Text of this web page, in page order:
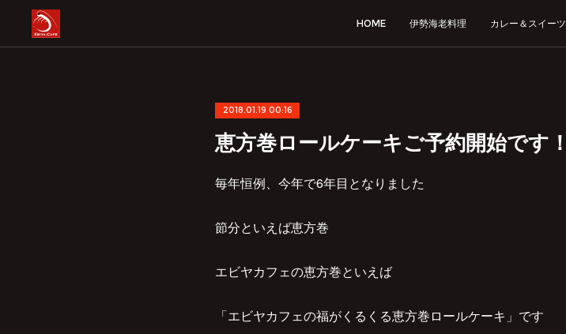
HOME 伊勢海老料理 カレー＆スイーツ
2018.01.19 00:16
恵方巻ロールケーキご予約開始です！
毎年恒例、今年で6年目となりました
節分といえば恵方巻
エビヤカフェの恵方巻といえば
「エビヤカフェの福がくるくる恵方巻ロールケーキ」です